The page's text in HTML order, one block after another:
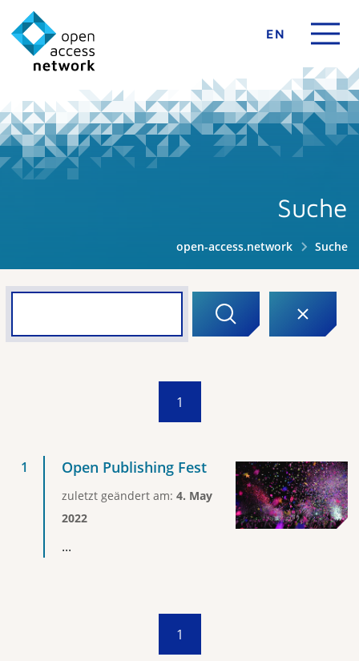
EN
Suche
open-access.network Suche
1
Open Publishing Fest
zuletzt geändert am: 4. May
2022
...
1